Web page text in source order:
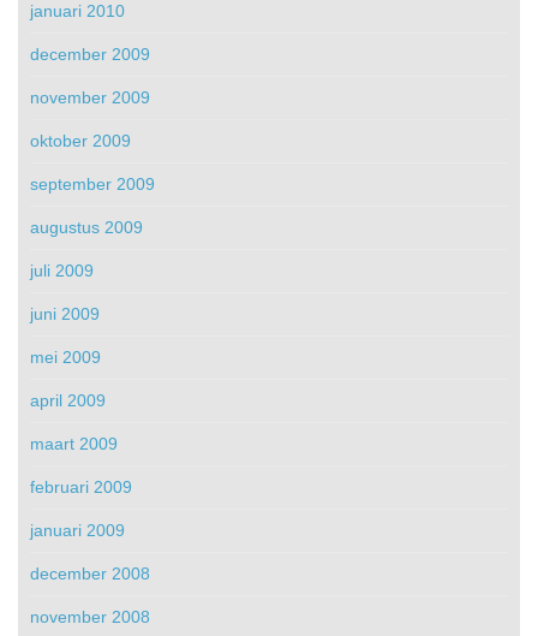
januari 2010
december 2009
november 2009
oktober 2009
september 2009
augustus 2009
juli 2009
juni 2009
mei 2009
april 2009
maart 2009
februari 2009
januari 2009
december 2008
november 2008